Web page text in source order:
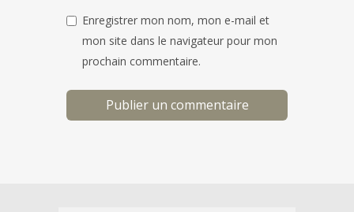
Enregistrer mon nom, mon e-mail et
mon site dans le navigateur pour mon
prochain commentaire.